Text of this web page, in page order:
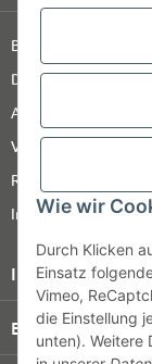
Wie wir
Durch Klicken
Einsatz
Vimeo,
die Einstellung
unten). Weitere
Datenschutz
AGB
Retour
Impressum
Informationen
Bezahlung &